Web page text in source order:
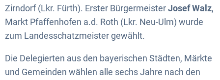
Zirndorf (Lkr. Fürth). Erster BürgermeisterJosef Walz,
Markt Pfaffenhofen a.d. Roth (Lkr. Neu-Ulm) wurde
zum Landesschatzmeister gewählt.
Die Delegierten aus den bayerischen Städten, Märkte
und Gemeinden wählen alle sechs Jahre nach den